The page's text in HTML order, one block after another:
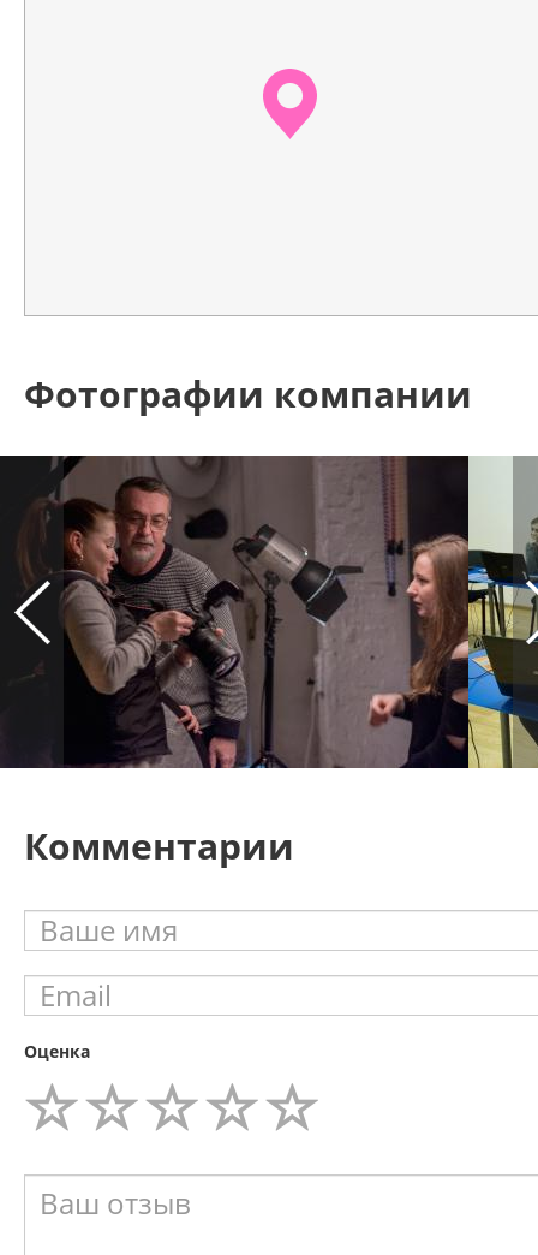
Фотографии компании
Комментарии
Оценка